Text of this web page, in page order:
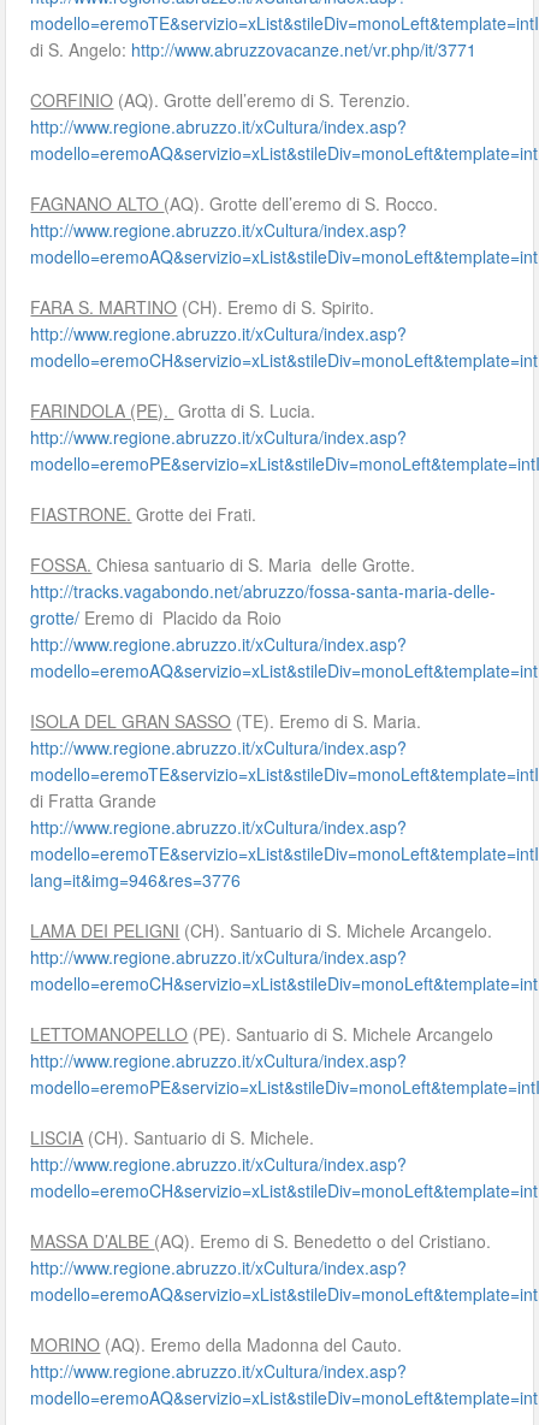
di S. Angelo: http://www.abruzzovacanze.net/vr.php/it/3771
CORFINIO (AQ). Grotte dell’eremo di S. Terenzio.
http://www.regione.abruzzo.it/xCultura/index.asp?
FAGNANO ALTO (AQ). Grotte dell’eremo di S. Rocco.
http://www.regione.abruzzo.it/xCultura/index.asp?
FARA S. MARTINO (CH). Eremo di S. Spirito.
http://www.regione.abruzzo.it/xCultura/index.asp?
FARINDOLA (PE). Grotta di S. Lucia.
http://www.regione.abruzzo.it/xCultura/index.asp?
FIASTRONE. Grotte dei Frati.
FOSSA. Chiesa santuario di S. Maria delle Grotte.
http://tracks.vagabondo.net/abruzzo/fossa-santa-maria-delle-
grotte/ Eremo di Placido da Roio
http://www.regione.abruzzo.it/xCultura/index.asp?
ISOLA DEL GRAN SASSO (TE). Eremo di S. Maria.
http://www.regione.abruzzo.it/xCultura/index.asp?
di Fratta Grande
http://www.regione.abruzzo.it/xCultura/index.asp?
lang=it&img=946&res=3776
LAMA DEI PELIGNI (CH). Santuario di S. Michele Arcangelo.
http://www.regione.abruzzo.it/xCultura/index.asp?
LETTOMANOPELLO (PE). Santuario di S. Michele Arcangelo
http://www.regione.abruzzo.it/xCultura/index.asp?
LISCIA (CH). Santuario di S. Michele.
http://www.regione.abruzzo.it/xCultura/index.asp?
MASSA D’ALBE (AQ). Eremo di S. Benedetto o del Cristiano.
http://www.regione.abruzzo.it/xCultura/index.asp?
MORINO (AQ). Eremo della Madonna del Cauto.
http://www.regione.abruzzo.it/xCultura/index.asp?